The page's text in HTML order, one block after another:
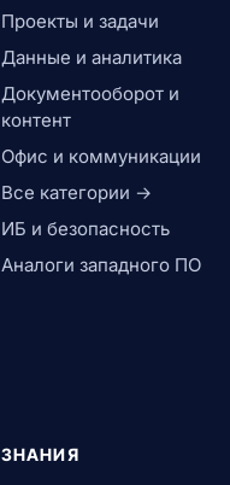
Проекты и задачи
Данные и аналитика
Документооборот и
контент
Офис и коммуникации
Все категории →
ИБ и безопасность
Аналоги западного ПО
ЗНАНИЯ